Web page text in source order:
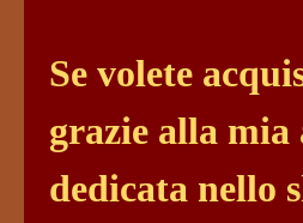
Se volete
grazie alla
dedicata nello